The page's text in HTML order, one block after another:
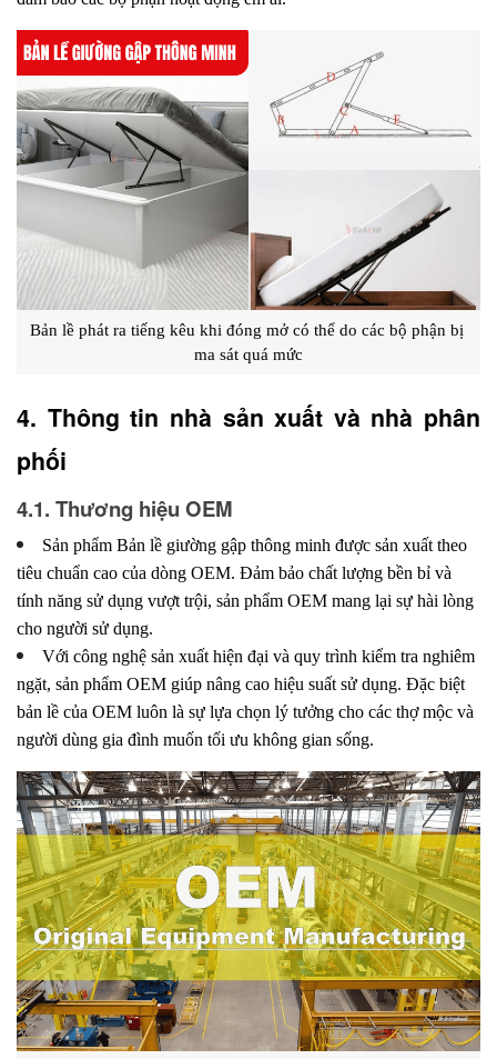
Bản lề phát ra tiếng kêu khi đóng mở có thể do các bộ phận bị
ma sát quá mức
4. Thông tin nhà sản xuất và nhà phân
phối
4.1. Thương hiệu OEM
Sản phẩm Bản lề giường gập thông minh được sản xuất theo
tiêu chuẩn cao của dòng OEM. Đảm bảo chất lượng bền bỉ và
tính năng sử dụng vượt trội, sản phẩm OEM mang lại sự hài lòng
cho người sử dụng.
Với công nghệ sản xuất hiện đại và quy trình kiểm tra nghiêm
ngặt, sản phẩm OEM giúp nâng cao hiệu suất sử dụng. Đặc biệt
bản lề của OEM luôn là sự lựa chọn lý tưởng cho các thợ mộc và
người dùng gia đình muốn tối ưu không gian sống.